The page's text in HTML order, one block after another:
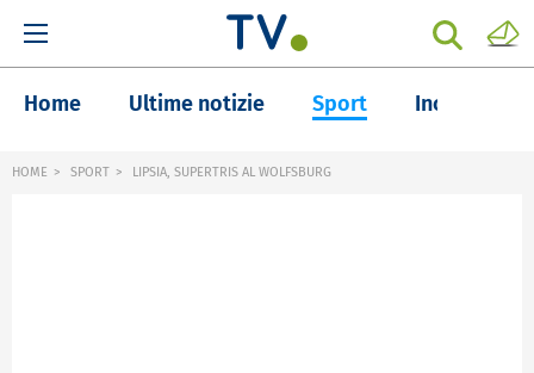
Home Ultime notizie Sport Inchieste
HOME SPORT LIPSIA, SUPERTRIS AL WOLFSBURG